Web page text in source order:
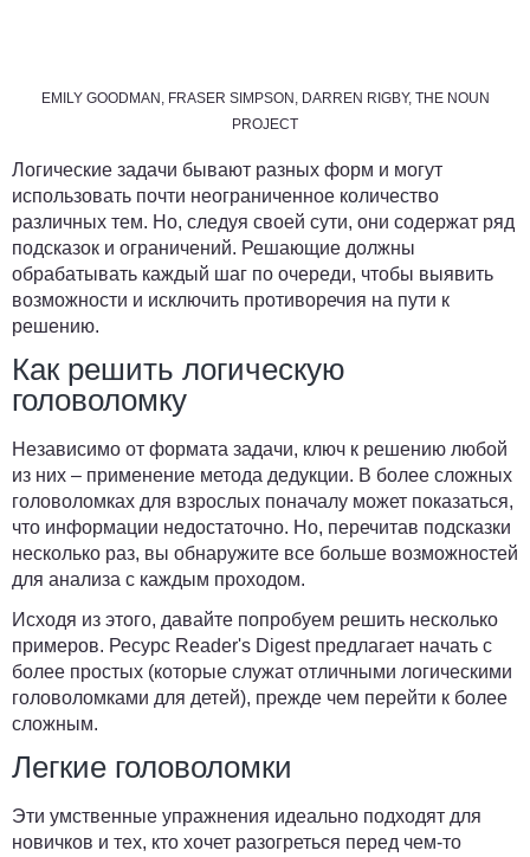
EMILY GOODMAN, FRASER SIMPSON, DARREN RIGBY, THE NOUN
PROJECT
Логические задачи бывают разных форм и могут
использовать почти неограниченное количество
различных тем. Но, следуя своей сути, они содержат ряд
подсказок и ограничений. Решающие должны
обрабатывать каждый шаг по очереди, чтобы выявить
возможности и исключить противоречия на пути к
решению.
Как решить логическую
головоломку
Независимо от формата задачи, ключ к решению любой
из них – применение метода дедукции. В более сложных
головоломках для взрослых поначалу может показаться,
что информации недостаточно. Но, перечитав подсказки
несколько раз, вы обнаружите все больше возможностей
для анализа с каждым проходом.
Исходя из этого, давайте попробуем решить несколько
примеров. Ресурс Reader's Digest предлагает начать с
более простых (которые служат отличными логическими
головоломками для детей), прежде чем перейти к более
сложным.
Легкие головоломки
Эти умственные упражнения идеально подходят для
новичков и тех, кто хочет разогреться перед чем-то